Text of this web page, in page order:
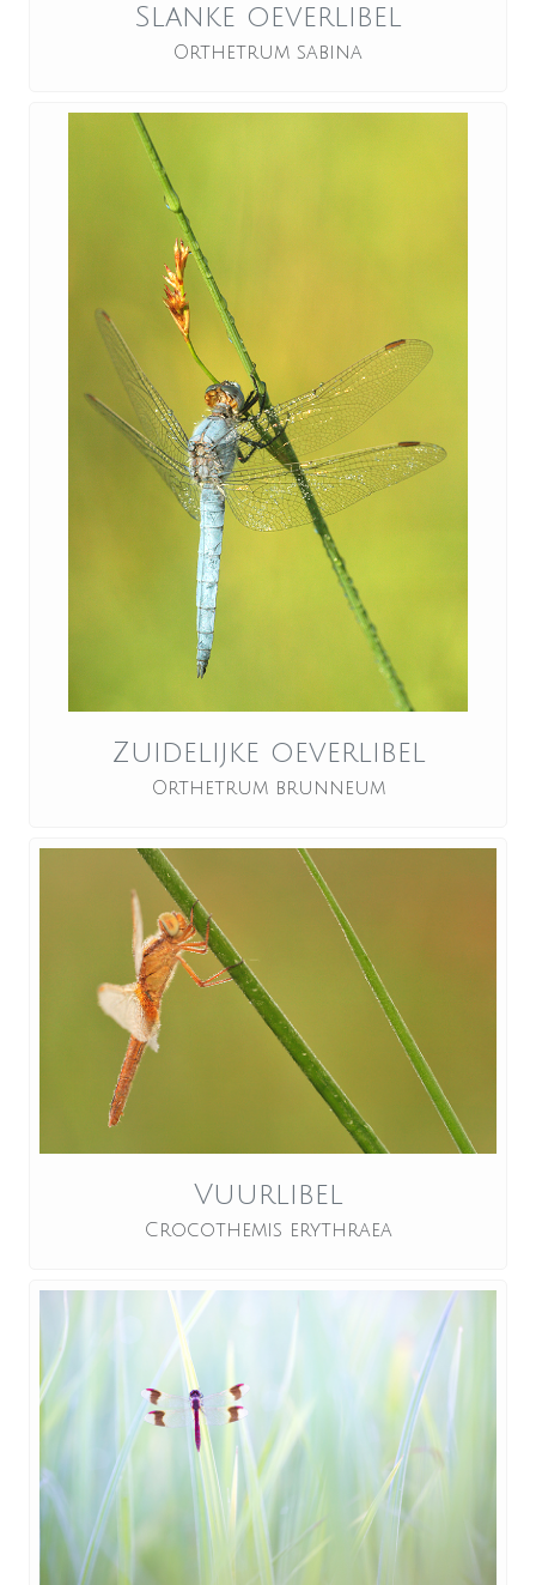
Slanke oeverlibel
Orthetrum sabina
Zuidelijke oeverlibel
Orthetrum brunneum
Vuurlibel
Crocothemis erythraea